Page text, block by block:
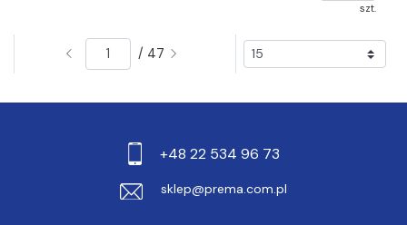
szt.
/ 47
+48 22 534 96 73
sklep@prema.com.pl